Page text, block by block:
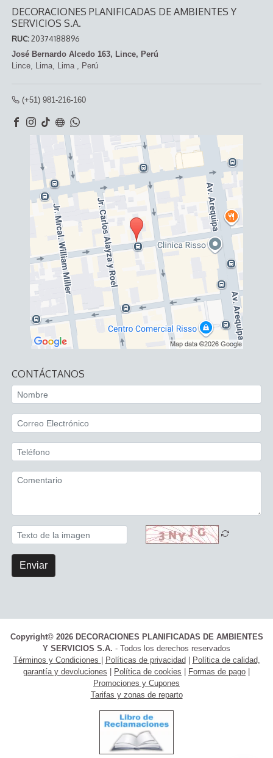
DECORACIONES PLANIFICADAS DE AMBIENTES Y
SERVICIOS S.A.
RUC:20374188896
José Bernardo Alcedo 163, Lince, Perú
Lince, Lima, Lima , Perú
(+51) 981-216-160
CONTÁCTANOS
Enviar
Copyright© 2026 DECORACIONES PLANIFICADAS DE AMBIENTES
Y SERVICIOS S.A. - Todos los derechos reservados
Términos y Condiciones
Políticas de privacidad
Política de calidad,
garantía y devoluciones
Política de cookies Formas de pago
Promociones y Cupones
Tarifas y zonas de reparto